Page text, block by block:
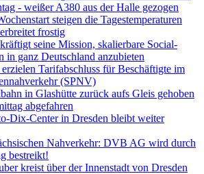
- weißer A380 aus der Halle gezogen
steigen die Tagestemperaturen
frostig
seine Mission, skalierbare Social-
in ganz Deutschland anzubieten
Tarifabschluss für Beschäftigte im
(SPNV)
in Glashütte zurück aufs Gleis gehoben
abgefahren
Dix-Center in Dresden bleibt weiter
Nahverkehr: DVB AG wird durch
bestreikt!
kreist über der Innenstadt von Dresden